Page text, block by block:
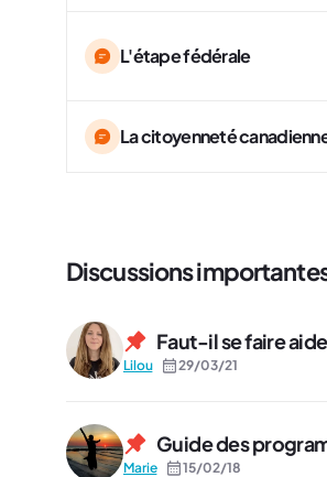
L'étape fédérale
La citoyenneté
Discussions
Faut-il se faire
Lilou 29/03/21
Guide des
Marie 15/02/18